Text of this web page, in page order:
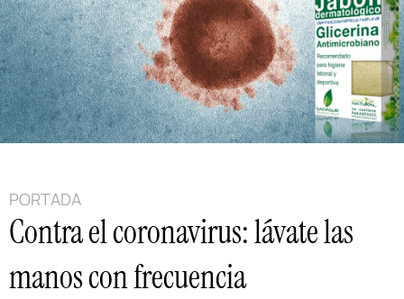
PORTADA
Contra el coronavirus: lávate las
manos con frecuencia